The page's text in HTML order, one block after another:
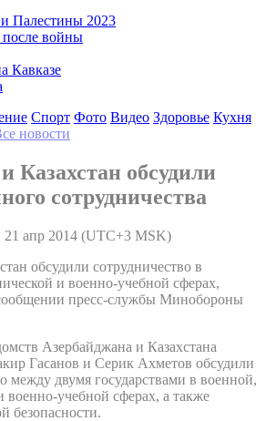
Палестины 2023
войны
Кавказе
Спорт Фото Видео Здоровье Кухня
новости
Казахстан обсудили
сотрудничества
апр 2014 (UTC+3 MSK)
обсудили сотрудничество в
и военно-учебной сферах,
пресс-службы Минобороны
Азербайджана и Казахстана
Гасанов и Серик Ахметов обсудили
между двумя государствами в военной,
военно-учебной сферах, а также
безопасности.